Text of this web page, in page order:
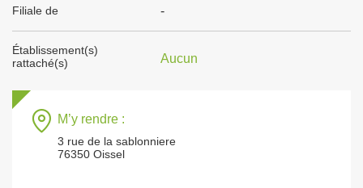
Filiale de -
Établissement(s)
rattaché(s)
Aucun
M’y rendre :
3 rue de la sablonniere
76350 Oissel